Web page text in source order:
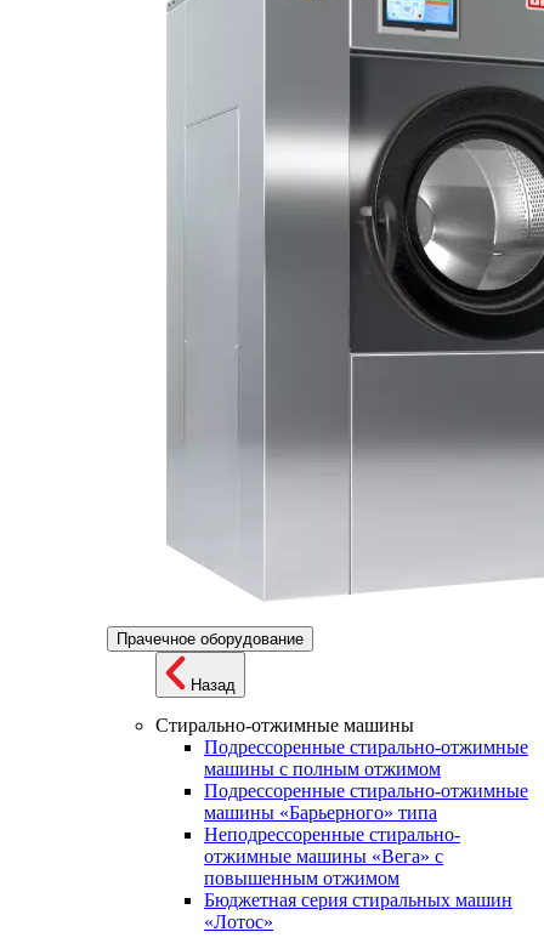
Прачечное оборудование
Назад
Стирально-отжимные машины
Подрессоренные стирально-отжимные
машины с полным отжимом
Подрессоренные стирально-отжимные
машины «Барьерного» типа
Неподрессоренные стирально-
отжимные машины «Вега» с
повышенным отжимом
Бюджетная серия стиральных машин
«Лотос»